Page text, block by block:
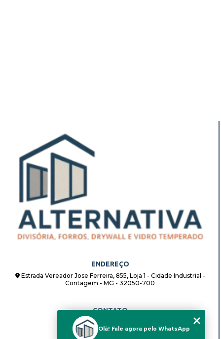
ENDEREÇO
Estrada Vereador Jose Ferreira, 855, Loja 1 - Cidade Industrial -
Contagem - MG - 32050-700
CONTATO
(31) 98862-8408
(31) 98862-8408
Olá! Fale agora pelo WhatsApp